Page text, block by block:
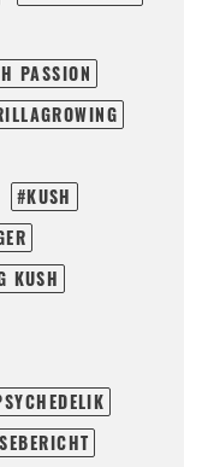
PASSION
KUSH
KUSH